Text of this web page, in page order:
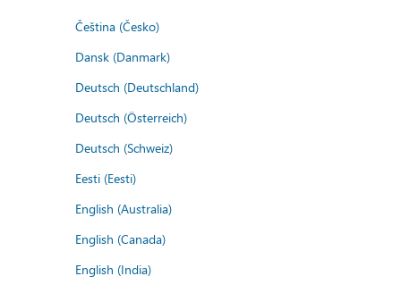
Čeština (Česko)
Dansk (Danmark)
Deutsch (Deutschland)
Deutsch (Österreich)
Deutsch (Schweiz)
Eesti (Eesti)
English (Australia)
English (Canada)
English (India)